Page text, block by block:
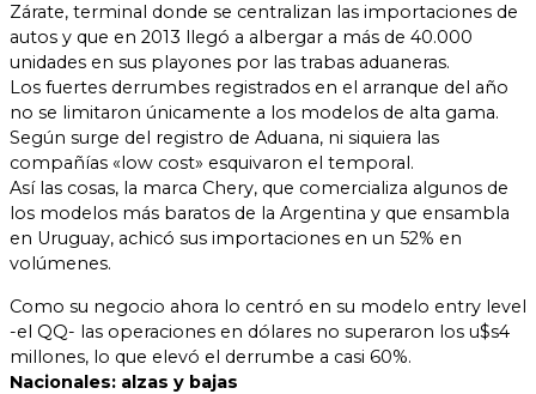
Zárate, terminal donde se centralizan las importaciones de
autos y que en 2013 llegó a albergar a más de 40.000
unidades en sus playones por las trabas aduaneras.
Los fuertes derrumbes registrados en el arranque del año
no se limitaron únicamente a los modelos de alta gama.
Según surge del registro de Aduana, ni siquiera las
compañías «low cost» esquivaron el temporal.
Así las cosas, la marca Chery, que comercializa algunos de
los modelos más baratos de la Argentina y que ensambla
en Uruguay, achicó sus importaciones en un 52% en
volúmenes.
Como su negocio ahora lo centró en su modelo entry level
-el QQ- las operaciones en dólares no superaron los u$s4
millones, lo que elevó el derrumbe a casi 60%.
Nacionales: alzas y bajas